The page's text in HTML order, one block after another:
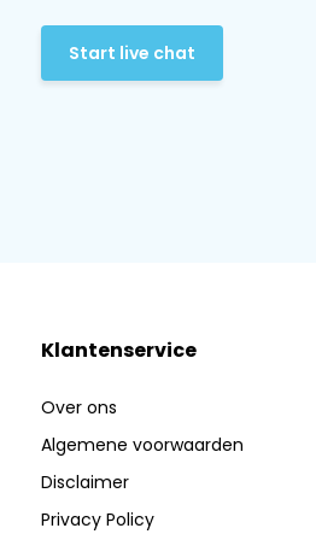
Start live chat
Klantenservice
Over ons
Algemene voorwaarden
Disclaimer
Privacy Policy